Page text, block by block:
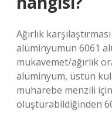
Ağırlık
alüminyumun 6061
mukavemet/ağırlık
alüminyum, üstün
muharebe menzili
oluşturabildiğinden